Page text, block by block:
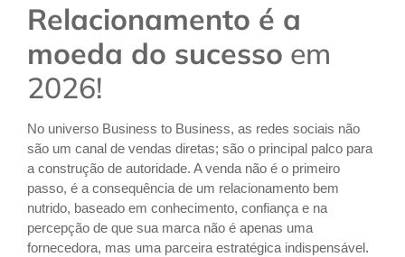
Relacionamento é a
moeda do sucesso em
2026!
No universo Business to Business, as redes sociais não
são um canal de vendas diretas; são o principal palco para
a construção de autoridade. A venda não é o primeiro
passo, é a consequência de um relacionamento bem
nutrido, baseado em conhecimento, confiança e na
percepção de que sua marca não é apenas uma
fornecedora, mas uma parceira estratégica indispensável.